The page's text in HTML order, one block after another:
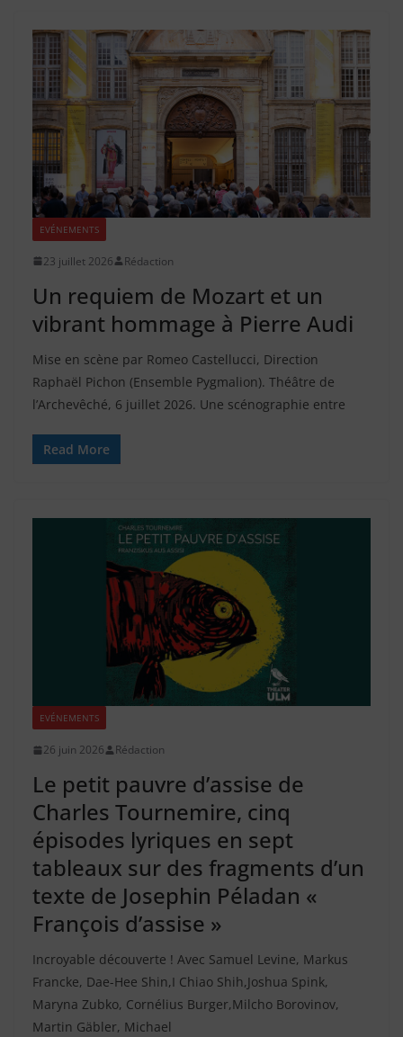
EVÉNEMENTS
23 juillet 2026 Rédaction
Un requiem de Mozart et un
vibrant hommage à Pierre Audi
Mise en scène par Romeo Castellucci, Direction
Raphaël Pichon (Ensemble Pygmalion). Théâtre de
l’Archevêché, 6 juillet 2026. Une scénographie entre
Read More
EVÉNEMENTS
26 juin 2026 Rédaction
Le petit pauvre d’assise de
Charles Tournemire, cinq
épisodes lyriques en sept
tableaux sur des fragments d’un
texte de Josephin Péladan «
François d’assise »
Incroyable découverte ! Avec Samuel Levine, Markus
Francke, Dae-Hee Shin,I Chiao Shih,Joshua Spink,
Maryna Zubko, Cornélius Burger,Milcho Borovinov,
Martin Gäbler, Michael